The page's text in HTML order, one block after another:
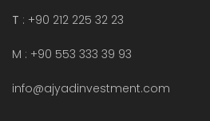
T : +90 212 225 32 23
M : +90 553 333 39 93
info@ajyadinvestment.com